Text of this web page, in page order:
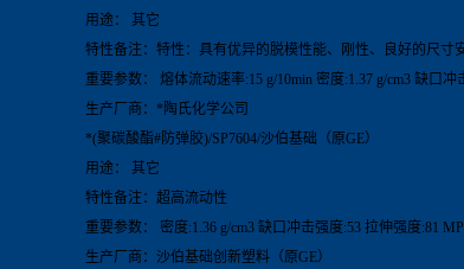
用途： 其它
特性备注：特性：具有优异的脱模性能、刚性、良好的尺寸
重要参数： 熔体流动速率:15 g/10min 密度:1.37 g/cm3 缺口
生产厂商：*陶氏化学公司
*(聚碳酸酯#防弹胶)/SP7604/沙伯基础（原GE）
用途： 其它
特性备注：超高流动性
重要参数： 密度:1.36 g/cm3 缺口冲击强度:53 拉伸强度:81
生产厂商：沙伯基础创新塑料（原GE）